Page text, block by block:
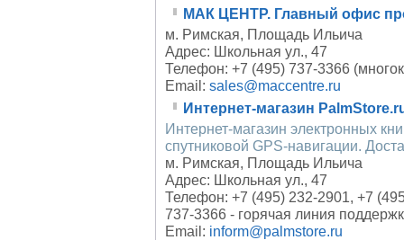
МАК ЦЕНТР. Главный офис
м. Римская, Площадь Ильича
Адрес: Школьная ул., 47
Телефон: +7 (495) 737-3366
Email: sales@maccentre.ru
Интернет-магазин
Интернет-магазин электронных
спутниковой GPS-навигации.
м. Римская, Площадь Ильича
Адрес: Школьная ул., 47
Телефон: +7 (495) 232-2901, +7
737-3366 - горячая линия
Email: inform@palmstore.ru